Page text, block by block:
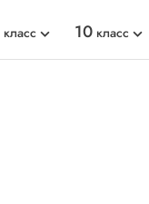
класс 10 класс